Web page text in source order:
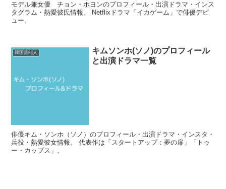
モデル兼女優 チョン・ホヨンのプロフィール・出演ドラマ・インス
タグラム・熱愛彼氏情報。 Netflixドラマ「イカゲーム」で俳優デビ
ュー。
韓国芸能人
キムソンホ(ソノ)のプロフィール
と出演ドラマ一覧
俳優キム・ソンホ（ソノ）のプロフィール・出演ドラマ・インスタ・
兵役・熱愛彼女情報。 代表作は「スタートアップ：夢の扉」「トゥ
ー・カップス」。